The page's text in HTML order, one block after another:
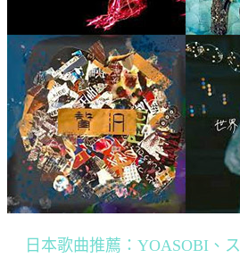
日本歌曲推薦：YOASOBI、